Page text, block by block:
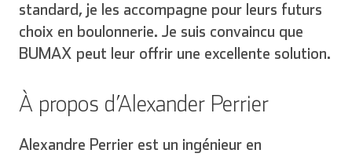
standard, je les accompagne pour leurs futurs
choix en boulonnerie. Je suis convaincu que
BUMAX peut leur offrir une excellente solution.
À propos d’Alexander Perrier
Alexandre Perrier est un ingénieur en